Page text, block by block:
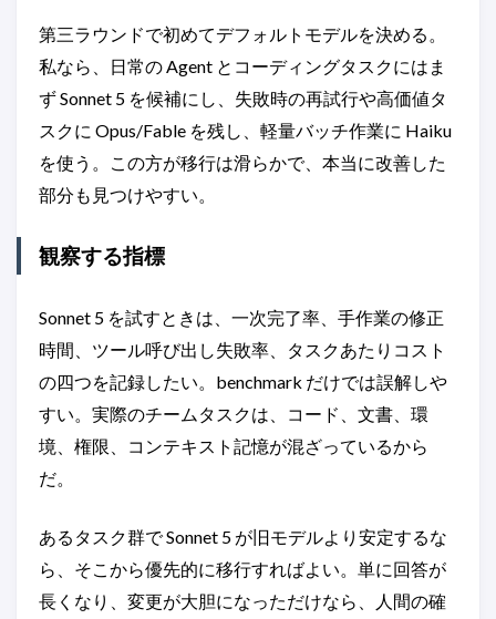
第三ラウンドで初めてデフォルトモデルを決める。
私なら、日常の Agent とコーディングタスクにはま
ず Sonnet 5 を候補にし、失敗時の再試行や高価値タ
スクに Opus/Fable を残し、軽量バッチ作業に Haiku
を使う。この方が移行は滑らかで、本当に改善した
部分も見つけやすい。
観察する指標
Sonnet 5 を試すときは、一次完了率、手作業の修正
時間、ツール呼び出し失敗率、タスクあたりコスト
の四つを記録したい。benchmark だけでは誤解しや
すい。実際のチームタスクは、コード、文書、環
境、権限、コンテキスト記憶が混ざっているから
だ。
あるタスク群で Sonnet 5 が旧モデルより安定するな
ら、そこから優先的に移行すればよい。単に回答が
長くなり、変更が大胆になっただけなら、人間の確